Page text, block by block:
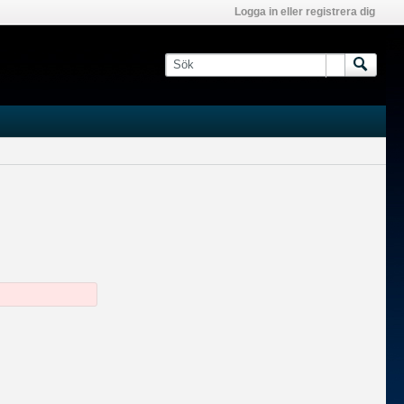
Logga in eller registrera dig